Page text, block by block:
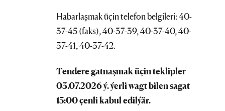
Habarlaşmak üçin telefon belgileri: 40-
37-45 (faks), 40-37-39, 40-37-40, 40-
37-41, 40-37-42.
Tendere gatnaşmak üçin teklipler
03.07.2026 ý. ýerli wagt bilen sagat
15:00 çenli kabul edilýär.